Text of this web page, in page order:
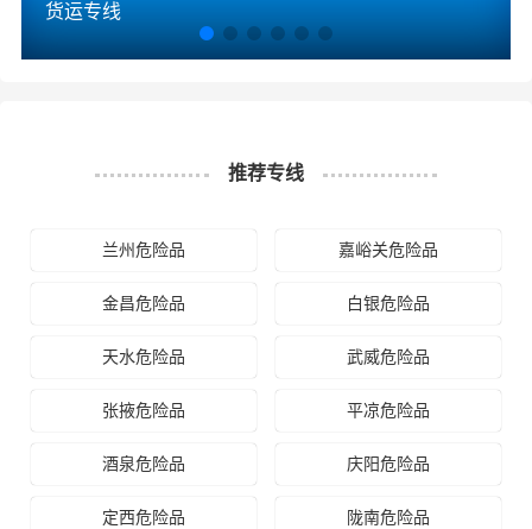
送货
珠晖区,雁峰区,石鼓区,蒸湘区,南岳区,衡阳县,衡南
2、以上张掖至衡阳物流价格仅为零担散货报价、且时间具
如何计算张掖至衡阳物流费用总报价？
物流费用总报价=张掖提货费用+专线运输费用+衡阳送货上
怎么计算专线运输费用？
专线运输费用的计算方式为：单价货物乘以重量或者体
积。先确定货物性质，货物性质可分为重货、重泡货、泡
货，根据货物性质确定单价。
货运专线
推荐专线
兰州危险品 嘉峪关危险品
金昌危险品 白银危险品
天水危险品 武威危险品
张掖危险品 平凉危险品
酒泉危险品 庆阳危险品
定西危险品 陇南危险品